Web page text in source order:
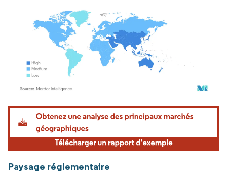
Image © Mordor Intelligence. La réutilisation nécessite une attribution sous CC BY
Paysage réglementaire